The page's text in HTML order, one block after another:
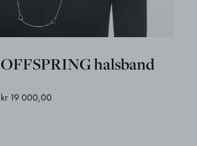
OFFSPRING halsband
kr 19 000,00